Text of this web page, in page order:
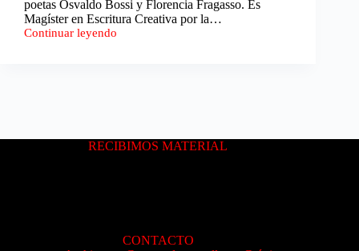
poetas Osvaldo Bossi y Florencia Fragasso. Es
Magíster en Escritura Creativa por la…
Continuar leyendo
Talismanes.
RECIBIMOS MATERIAL
CONTACTO